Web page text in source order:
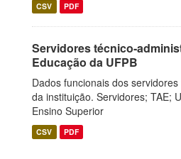
CSV PDF
Servidores técnico-
Educação da UFPB
Dados funcionais dos
da instituição. Servidores; TAE;
Ensino Superior
CSV PDF